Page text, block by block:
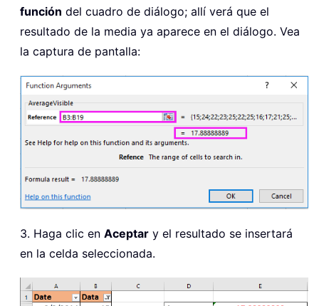
función del cuadro de diálogo; allí verá que el
resultado de la media ya aparece en el diálogo. Vea
la captura de pantalla:
3. Haga clic en Aceptar y el resultado se insertará
en la celda seleccionada.